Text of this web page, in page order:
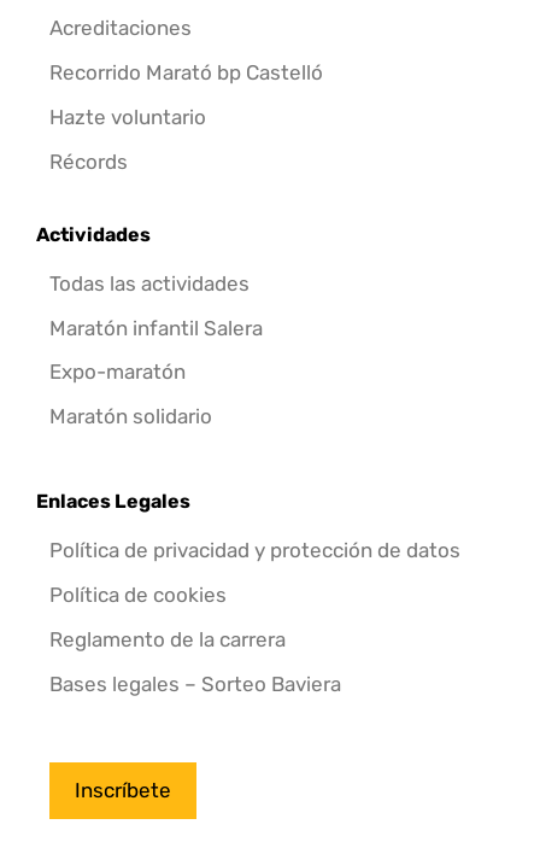
Acreditaciones
Recorrido Marató bp Castelló
Hazte voluntario
Récords
Actividades
Todas las actividades
Maratón infantil Salera
Expo-maratón
Maratón solidario
Enlaces Legales
Política de privacidad y protección de datos
Política de cookies
Reglamento de la carrera
Bases legales – Sorteo Baviera
Inscríbete